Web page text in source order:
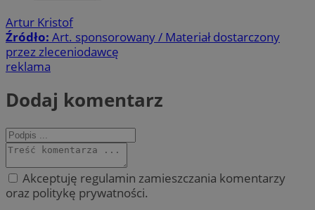
Artur Kristof
Źródło: Art. sponsorowany / Materiał dostarczony
przez zleceniodawcę
reklama
Dodaj komentarz
Akceptuję regulamin zamieszczania komentarzy
oraz politykę prywatności.